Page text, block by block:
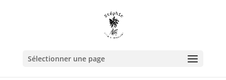
Sélectionner une page